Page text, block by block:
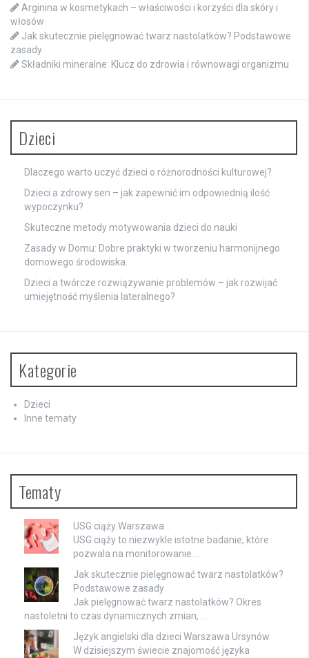
Arginina w kosmetykach – właściwości i korzyści dla skóry i
włosów
Jak skutecznie pielęgnować twarz nastolatków? Podstawowe
zasady
Składniki mineralne: Klucz do zdrowia i równowagi organizmu
Dzieci
Dlaczego warto uczyć dzieci o różnorodności kulturowej?
Dzieci a zdrowy sen – jak zapewnić im odpowiednią ilość
wypoczynku?
Skuteczne metody motywowania dzieci do nauki
Zasady w Domu: Dobre praktyki w tworzeniu harmonijnego
domowego środowiska.
Dzieci a twórcze rozwiązywanie problemów – jak rozwijać
umiejętność myślenia lateralnego?
Kategorie
Dzieci
Inne tematy
Tematy
USG ciąży Warszawa
USG ciąży to niezwykle istotne badanie, które
pozwala na monitorowanie …
Jak skutecznie pielęgnować twarz nastolatków?
Podstawowe zasady
Jak pielęgnować twarz nastolatków? Okres
nastoletni to czas dynamicznych zmian, …
Język angielski dla dzieci Warszawa Ursynów
W dzisiejszym świecie znajomość języka